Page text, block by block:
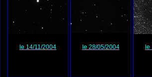
le 14/11/2004 le 28/05/2004 le